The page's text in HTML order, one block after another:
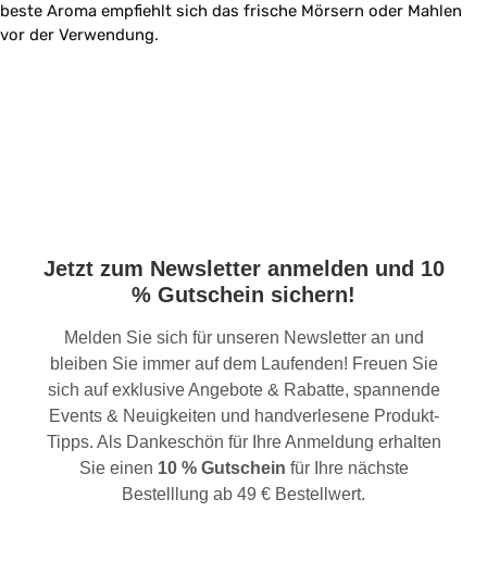
beste Aroma empfiehlt sich das frische Mörsern oder Mahlen
vor der Verwendung.
Jetzt zum Newsletter anmelden und 10
% Gutschein sichern!
Melden Sie sich für unseren Newsletter an und
bleiben Sie immer auf dem Laufenden! Freuen Sie
sich auf exklusive Angebote & Rabatte, spannende
Events & Neuigkeiten und handverlesene Produkt-
Tipps. Als Dankeschön für Ihre Anmeldung erhalten
Sie einen 10 % Gutschein für Ihre nächste
Bestelllung ab 49 € Bestellwert.